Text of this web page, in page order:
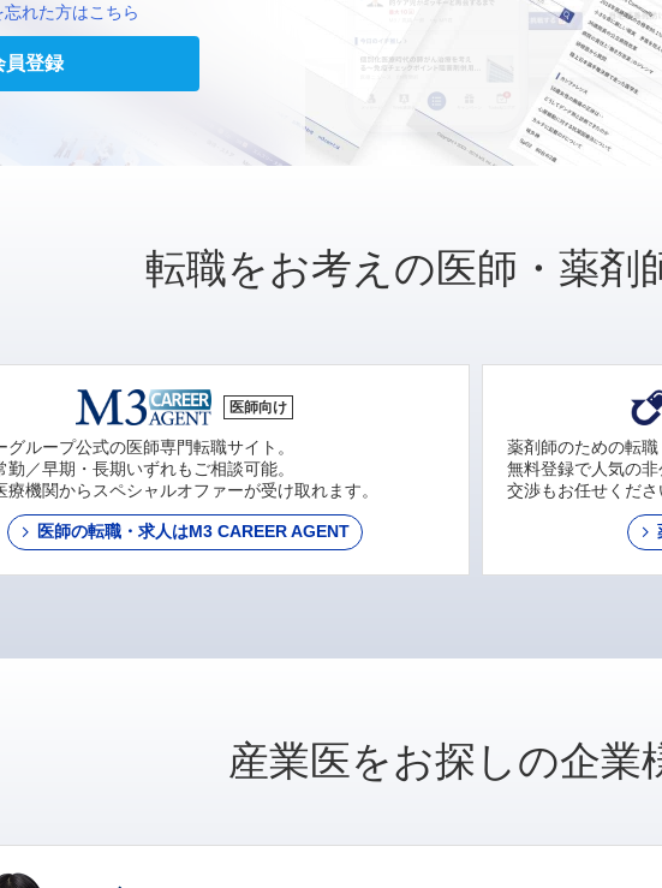
れた方はこちら
員登録
転職をお考えの医師・薬剤
医師向け
グループ公式の医師専門転職サイト。
勤／早期・長期いずれもご相談可能。
療機関からスペシャルオファーが受け取れます。
医師の転職・求人はM3 CAREER AGENT
薬剤師のための転
無料登録で人気の
交渉もお任せくださ
産業医をお探しの企業